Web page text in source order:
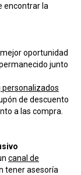
encontrar la
oportunidad
junto
de descuento
a las compra.
canal de
tener asesoría